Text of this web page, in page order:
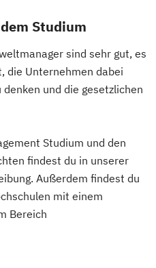
Management
(DE/EN)
Kommunikation
Erzieher:innen
Logopädie
(NAWARO) -
Technology in
crop farming
Jagdwirtin
Studium
sind sehr gut, es
die Unternehmen dabei
und die gesetzlichen
Studium und den
findest du in unserer
Außerdem findest du
mit einem
Bereich